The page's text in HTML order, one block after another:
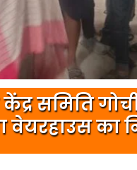
समिति
का